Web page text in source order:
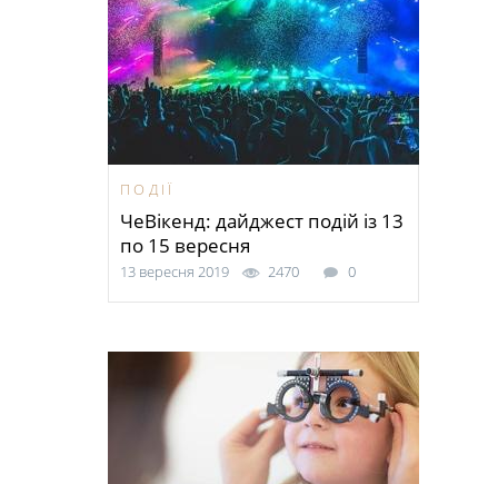
ПОДІЇ
ЧеВікенд: дайджест подій із 13
по 15 вересня
13 вересня 2019 2470 0